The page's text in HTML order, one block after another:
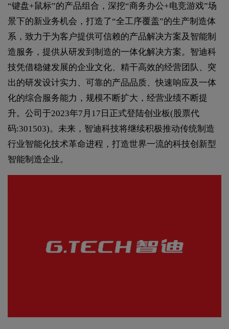
“键盘+鼠标”的产品组合，深挖“商务办公+电竞游戏”场
景下的新业务机会，打造了“全工序覆盖”的生产制造体
系，致力于为客户提供可信赖的产品解决方案及智能制
造服务，提供从研发到制造的一体化解决方案。智迪科
技凭借稳健发展的企业文化、精干高效的经营团队、突
出的研发设计实力、可靠的产品品质、快速响应及一体
化的综合服务能力，规模不断扩大，经营业绩不断提
升。公司于2023年7月17日正式登陆创业板(股票代
码:301503)。未来，智迪科技将继续积极推动传统制造
行业智能化技术革命进程，打造世界一流的科技创新型
智能制造企业。